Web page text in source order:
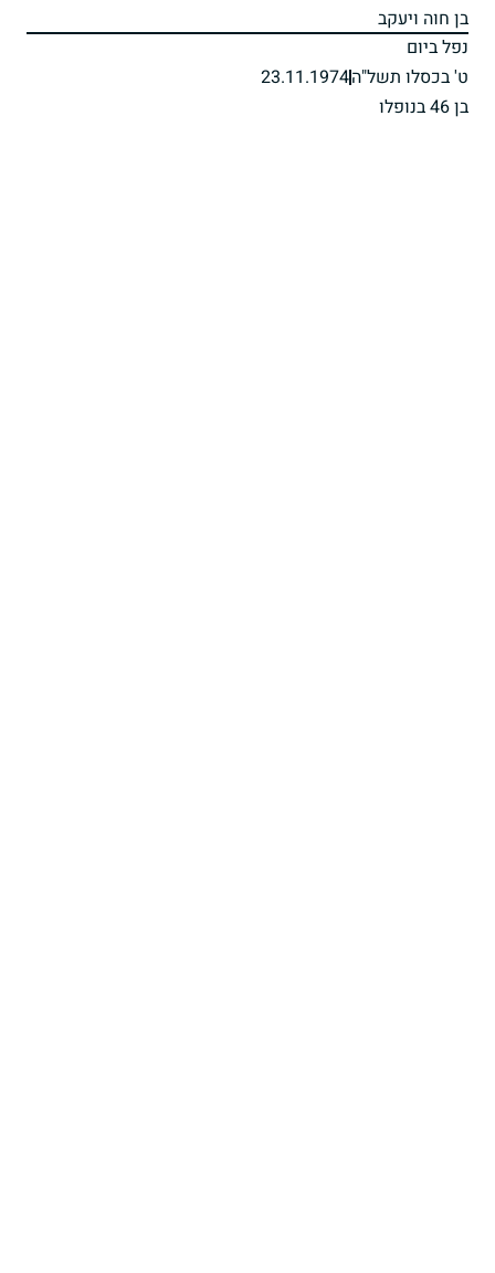
בן חוה ויעקב
נפל ביום
ט' בכסלו תשל"ה23.11.1974
בן 46 בנופלו